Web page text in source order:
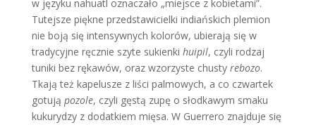
w języku nahuatl oznaczało „miejsce z kobietami”.
Tutejsze piękne przedstawicielki indiańskich plemion
nie boją się intensywnych kolorów, ubierają się w
tradycyjne ręcznie szyte sukienki huipil, czyli rodzaj
tuniki bez rękawów, oraz wzorzyste chusty rebozo.
Tkają też kapelusze z liści palmowych, a co czwartek
gotują pozole, czyli gęstą zupę o słodkawym smaku
kukurydzy z dodatkiem mięsa. W Guerrero znajduje się